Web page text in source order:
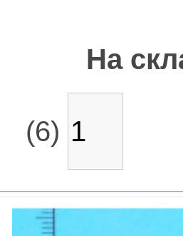
На
(6)